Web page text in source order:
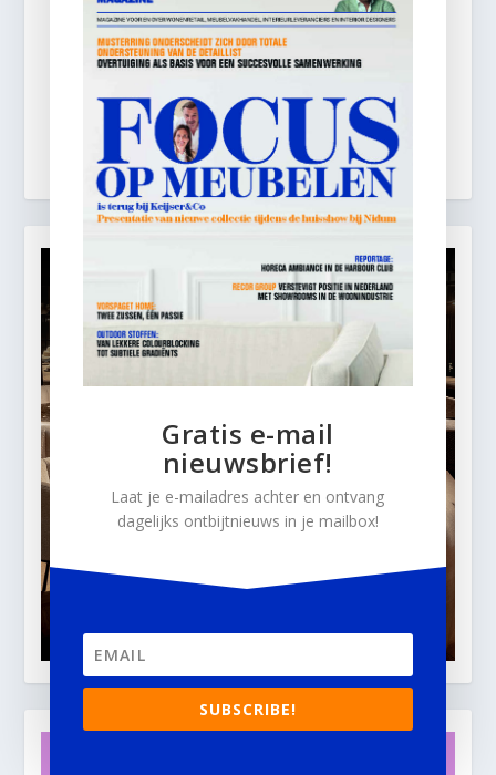
Gratis e-mail
nieuwsbrief!
Laat je e-mailadres achter en ontvang
dagelijks ontbijtnieuws in je mailbox!
SUBSCRIBE!